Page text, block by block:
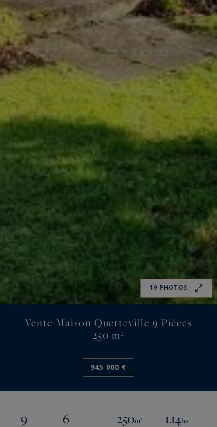
19 PHOTOS
Vente Maison Quetteville 9 Pièces
250 m²
945 000 €
9 6 250m² 1.14ha